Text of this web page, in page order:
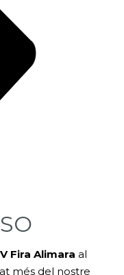
V Fira Alimara al
més del nostre